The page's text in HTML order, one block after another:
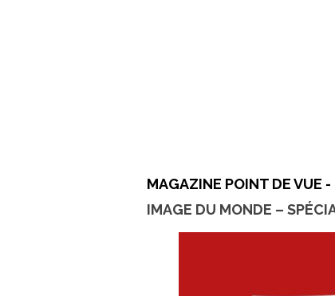
MAGAZINE POINT DE VUE
IMAGE DU MONDE –